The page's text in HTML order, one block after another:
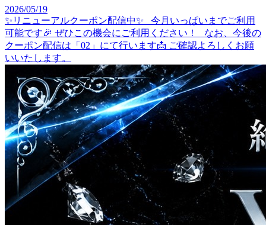
2026/05/19
✨リニューアルクーポン配信中✨ 今月いっぱいまでご利用
可能です🎉 ぜひこの機会にご利用ください！ なお、今後の
クーポン配信は「02」にて行います📩 ご確認よろしくお願
いいたします。